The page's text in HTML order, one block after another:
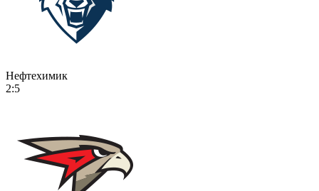
Нефтехимик
2:5